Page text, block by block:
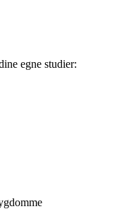
egne studier: